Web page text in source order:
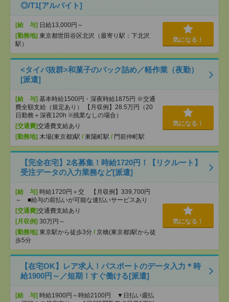
◎/T1[アルバイト]
[給 与] 日給13,000円～
[勤務地] 東京都世田谷区北沢（最寄り駅：下北沢
駅）
気になる！
<タイパ抜群>和菓子のパック詰め／軽作業（夜勤）
[派遣]
[給 与] 基本時給1500円・深夜時給1875円 ※交通
費全額支給（規定あり） 【月収例】28.5万円（20
日勤務＋深夜120h ※残業なしの場合）
[交通費]交通費支給あり
[勤務地] 木場(東京都)駅 / 東陽町駅 / 門前仲町駅
気になる！
【完全在宅】2名募集！時給1720円！【リクルート】
受注データの入力業務など[派遣]
[給 与] 時給1720円＋交 【月収例】339,700円
～ ■給与の前払いが可能な速払いサービスあり
[交通費]交通費支給あり
[月収例] 30万円～
[勤務地] 東京駅から徒歩3分 / 京橋(東京都)駅から徒
歩5分
気になる！
【在宅OK】レア求人！パスポートのデータ入力＊時
給1900円～／短期！すぐ働ける[派遣]
[給 与] 時給1900円～時給2100円 ▼日払い週払